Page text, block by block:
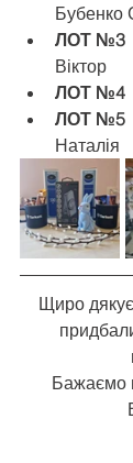
Бубенко
ЛОТ №3
Віктор
ЛОТ №4
ЛОТ №5
Наталія
Щиро
Бажаємо